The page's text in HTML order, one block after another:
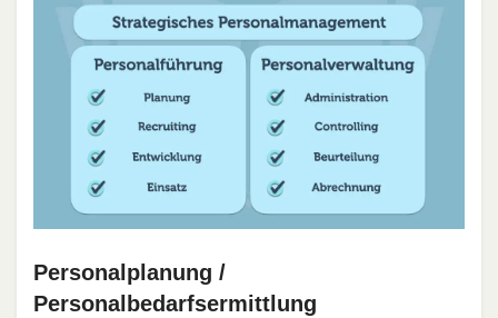
Personalplanung /
Personalbedarfsermittlung